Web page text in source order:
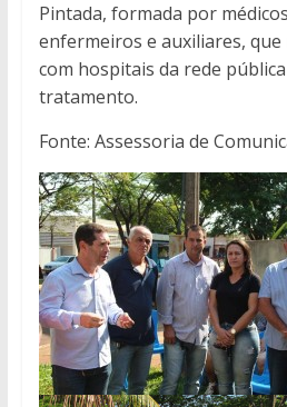
Pintada, formada por
enfermeiros e auxiliares,
com hospitais da rede
tratamento.
Fonte: Assessoria de